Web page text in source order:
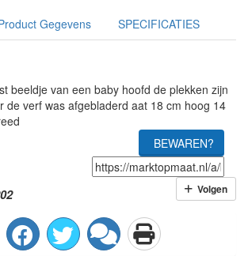
Gegevens SPECIFICATIES
beeldje van een baby hoofd de plekken zijn
de verf was afgebladerd aat 18 cm hoog 14
BEWAREN?
Volgen